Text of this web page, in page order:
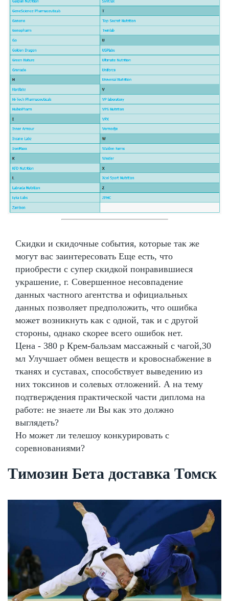
Скидки и скидочные события, которые так же
могут вас заинтересовать Еще есть, что
приобрести с супер скидкой понравившиеся
украшение, г. Совершенное несовпадение
данных частного агентства и официальных
данных позволяет предположить, что ошибка
может возникнуть как с одной, так и с другой
стороны, однако скорее всего ошибок нет.
Цена - 380 р Крем-бальзам массажный с чагой,30
мл Улучшает обмен веществ и кровоснабжение в
тканях и суставах, способствует выведению из
них токсинов и солевых отложений. А на тему
подтверждения практической части диплома на
работе: не знаете ли Вы как это должно
выглядеть?
Но может ли телешоу конкурировать с
соревнованиями?
Tимозин Бета доставка Томск